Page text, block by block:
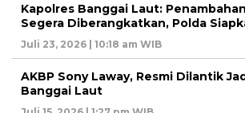
Kapolres Banggai Laut:
Segera Diberangkatkan, Polda
Juli 23, 2026 | 10:18 am WIB
AKBP Sony Laway, Resmi Dilantik
Banggai Laut